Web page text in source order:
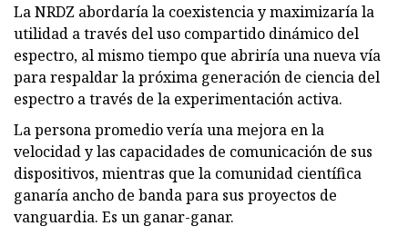
La NRDZ abordaría la coexistencia y maximizaría la
utilidad a través del uso compartido dinámico del
espectro, al mismo tiempo que abriría una nueva vía
para respaldar la próxima generación de ciencia del
espectro a través de la experimentación activa.
La persona promedio vería una mejora en la
velocidad y las capacidades de comunicación de sus
dispositivos, mientras que la comunidad científica
ganaría ancho de banda para sus proyectos de
vanguardia. Es un ganar-ganar.